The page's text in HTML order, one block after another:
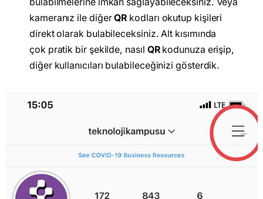
kameranız ile diğerQR kodları okutup kişileri
direkt olarak bulabileceksiniz. Alt kısımında
çok pratik bir şekilde, nasıl QRkodunuza erişip,
diğer kullanıcıları bulabileceğinizi gösterdik.